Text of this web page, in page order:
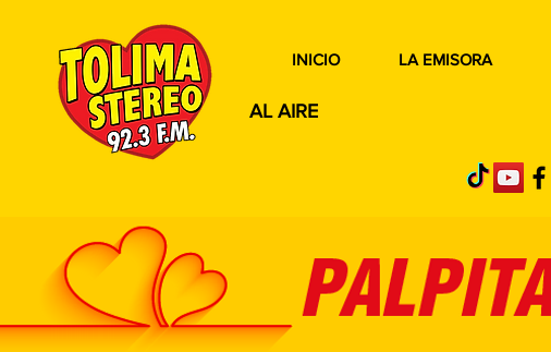
AL AIRE
INICIO LA EMISORA